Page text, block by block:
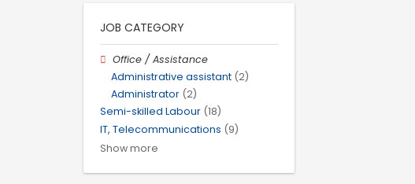
JOB CATEGORY
Office / Assistance
Administrative assistant (2)
Administrator (2)
Semi-skilled Labour (18)
IT, Telecommunications (9)
Show more